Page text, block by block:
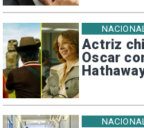
Actriz
Oscar